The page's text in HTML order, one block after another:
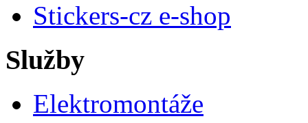
Stickers-cz e-shop
Služby
Elektromontáže